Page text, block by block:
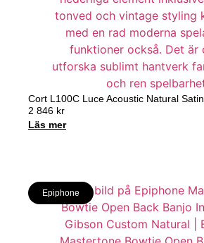
Cort L100C Luce Acoustic Natural Satin
2 846 kr
Läs mer
Epiphone